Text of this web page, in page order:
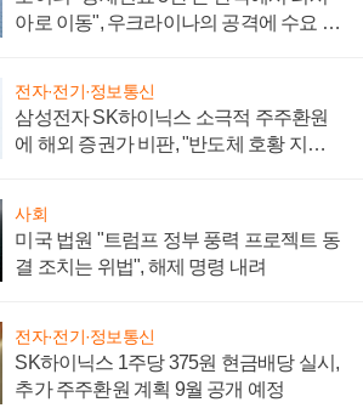
아로 이동", 우크라이나의 공격에 수요 늘
전자·전기·정보통신
삼성전자 SK하이닉스 소극적 주주환원
에 해외 증권가 비판, "반도체 호황 지속
사회
미국 법원 "트럼프 정부 풍력 프로젝트 동
결 조치는 위법", 해제 명령 내려
전자·전기·정보통신
SK하이닉스 1주당 375원 현금배당 실시,
추가 주주환원 계획 9월 공개 예정